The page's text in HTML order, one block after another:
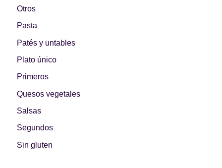
Otros
Pasta
Patés y untables
Plato único
Primeros
Quesos vegetales
Salsas
Segundos
Sin gluten